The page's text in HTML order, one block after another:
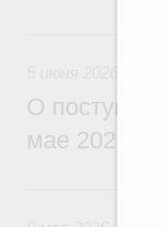
О
мае 2026